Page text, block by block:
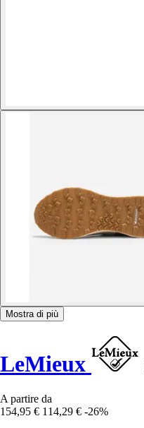
Mostra di più
LeMieux
A partire da
154,95 € 114,29 € -26%